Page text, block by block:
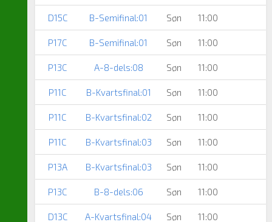
D15C B-Semifinal:01 Søn 11:00
P17C B-Semifinal:01 Søn 11:00
P13C A-8-dels:08 Søn 11:00
P11C B-Kvartsfinal:01 Søn 11:00
P11C B-Kvartsfinal:02 Søn 11:00
P11C B-Kvartsfinal:03 Søn 11:00
P13A B-Kvartsfinal:03 Søn 11:00
P13C B-8-dels:06 Søn 11:00
D13C A-Kvartsfinal:04 Søn 11:00